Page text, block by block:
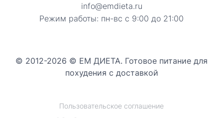
info@emdieta.ru
Режим работы: пн-вс с 9:00 до 21:00
© 2012-2026 © ЕМ ДИЕТА. Готовое питание для
похудения с доставкой
Пользовательское соглашение